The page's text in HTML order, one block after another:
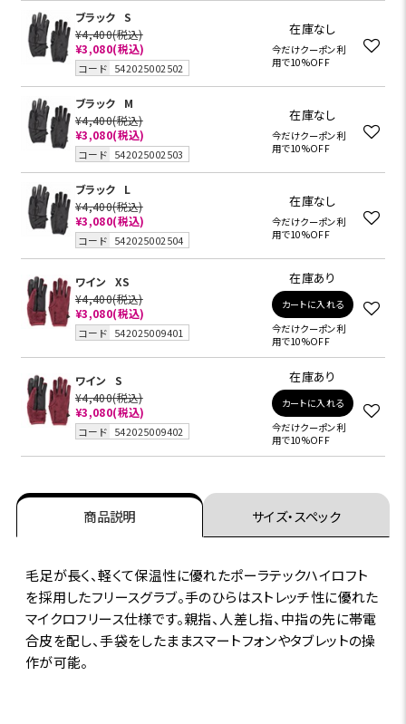
ブラック
S
¥4,400(税込)
¥3,080(税込)
コード 542025002502
在庫なし
今だけクーポン利
用で10%OFF
ブラック
M
¥4,400(税込)
¥3,080(税込)
コード 542025002503
在庫なし
今だけクーポン利
用で10%OFF
ブラック
L
¥4,400(税込)
¥3,080(税込)
コード 542025002504
在庫なし
今だけクーポン利
用で10%OFF
ワイン XS
¥4,400(税込)
¥3,080(税込)
コード 542025009401
在庫あり
カートに入れる
今だけクーポン利
用で10%OFF
ワイン S
¥4,400(税込)
¥3,080(税込)
コード 542025009402
在庫あり
カートに入れる
今だけクーポン利
用で10%OFF
商品説明 サイズ・スペック
毛足が長く、軽くて保温性に優れたポーラテックハイロフト
を採用したフリースグラブ。手のひらはストレッチ性に優れた
マイクロフリース仕様です。親指、人差し指、中指の先に帯電
合皮を配し、手袋をしたままスマートフォンやタブレットの操
作が可能。